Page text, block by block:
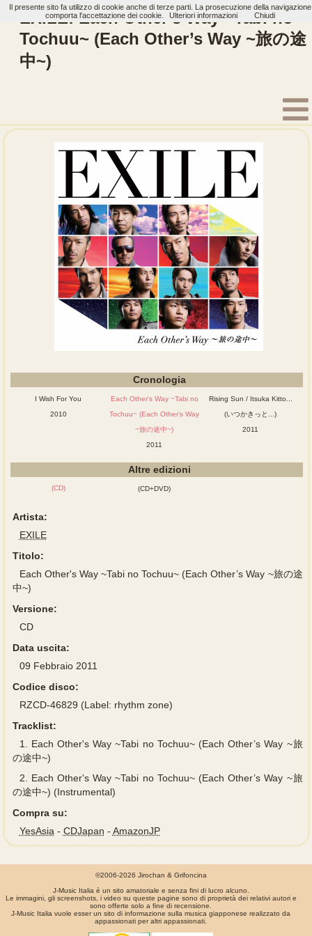
EXILE: Each Other's Way ~Tabi no
Tochuu~ (Each Other’s Way ~旅の途
中~)
Home
Rising Sun / Itsuka Kitto...
Cronologia
I Wish For You
2010
Each Other's Way ~Tabi no
Tochuu~ (Each Other’s Way
~旅の途中~)
2011
Rising Sun / Itsuka Kitto...
(いつかきっと...)
2011
Altre edizioni
(CD) (CD+DVD)
Artista:
EXILE
Titolo:
Each Other's Way ~Tabi no Tochuu~ (Each Other’s Way ~旅の途
中~)
Versione:
CD
Data uscita:
09 Febbraio 2011
Codice disco:
RZCD-46829 (Label: rhythm zone)
Tracklist:
1.
Each Other's Way ~Tabi no Tochuu~ (Each Other’s Way ~旅
の途中~)
2.
Each Other's Way ~Tabi no Tochuu~ (Each Other’s Way ~旅
の途中~) (Instrumental)
Compra su:
YesAsia - CDJapan - AmazonJP
©2006-2026 Jirochan & Grifoncina
J-Music Italia è un sito amatoriale e senza fini di lucro alcuno.
Le immagini, gli screenshots, i video su queste pagine sono di proprietà dei relativi autori e
sono offerte solo a fine di recensione.
J-Music Italia vuole esser un sito di informazione sulla musica giapponese realizzato da
appassionati per altri appassionati.
Il presente sito fa utilizzo di cookie anche di terze parti. La prosecuzione della navigazione
comporta l'accettazione dei cookie.
Ulteriori informazioni Chiudi